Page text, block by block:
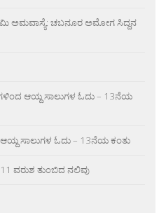
ಅಮವಾಸ್ಯೆ: ಚಬನೂರ ಅಮೋಗ ಸಿದ್ದನ
ಆಯ್ದ ಸಾಲುಗಳ ಓದು – 13ನೆಯ
ಸಾಲುಗಳ ಓದು – 13ನೆಯ ಕಂತು
ವರುಶ ತುಂಬಿದ ನಲಿವು